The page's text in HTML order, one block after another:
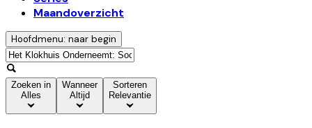
Maandoverzicht
Hoofdmenu: naar begin
Zoeken in
Alles
Wanneer
Altijd
Sorteren
Relevantie